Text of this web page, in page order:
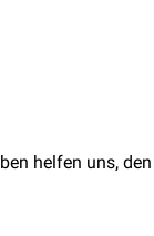
helfen uns, den